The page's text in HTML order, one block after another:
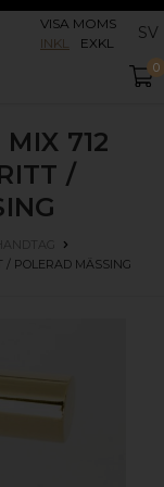
VISA MOMS
INKL
EXKL SV
0
712
/
/ POLERAD MÄSSING